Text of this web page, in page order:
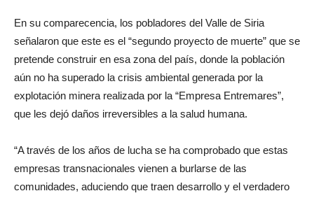
En su comparecencia, los pobladores del Valle de Siria
señalaron que este es el “segundo proyecto de muerte” que se
pretende construir en esa zona del país, donde la población
aún no ha superado la crisis ambiental generada por la
explotación minera realizada por la “Empresa Entremares”,
que les dejó daños irreversibles a la salud humana.
“A través de los años de lucha se ha comprobado que estas
empresas transnacionales vienen a burlarse de las
comunidades, aduciendo que traen desarrollo y el verdadero